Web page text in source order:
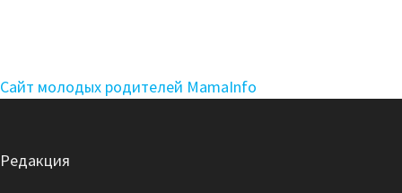
Сайт молодых родителей MamaInfo
Редакция